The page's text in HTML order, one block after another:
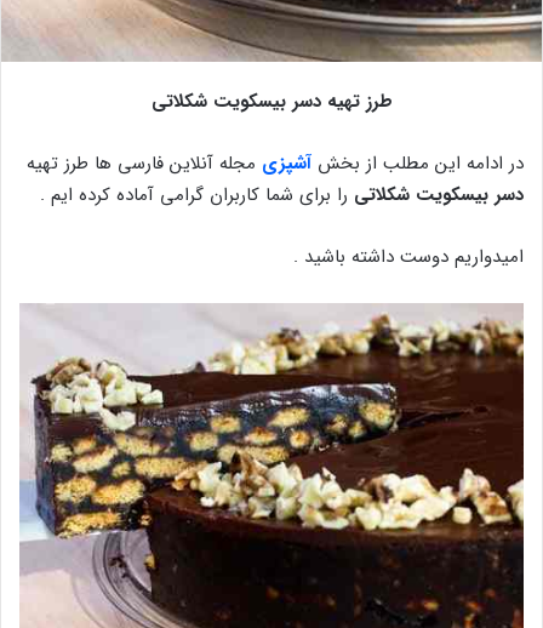
طرز تهیه دسر بیسکویت شکلاتی
در ادامه این مطلب از بخش آشپزی مجله آنلاین فارسی ها طرز تهیه
دسر بیسکویت شکلاتی را برای شما کاربران گرامی آماده کرده ایم .
امیدواریم دوست داشته باشید .